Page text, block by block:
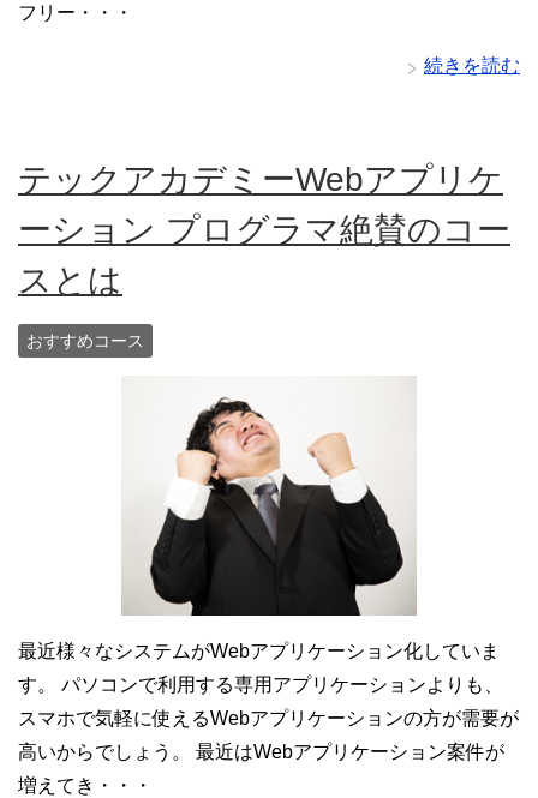
フリー・・・
続きを読む
テックアカデミーWebアプリケ
ーション プログラマ絶賛のコー
スとは
おすすめコース
最近様々なシステムがWebアプリケーション化していま
す。 パソコンで利用する専用アプリケーションよりも、
スマホで気軽に使えるWebアプリケーションの方が需要が
高いからでしょう。 最近はWebアプリケーション案件が
増えてき・・・